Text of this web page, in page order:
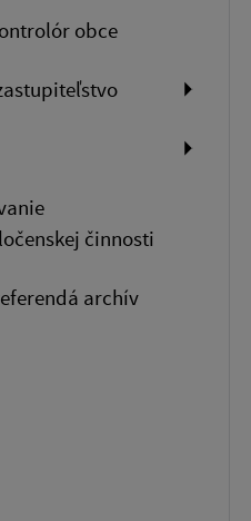
obce
činnosti
archív